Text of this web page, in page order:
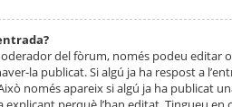
del fòrum, només podeu editar
la publicat. Si algú ja ha respost a
només apareix si algú ja ha publicat